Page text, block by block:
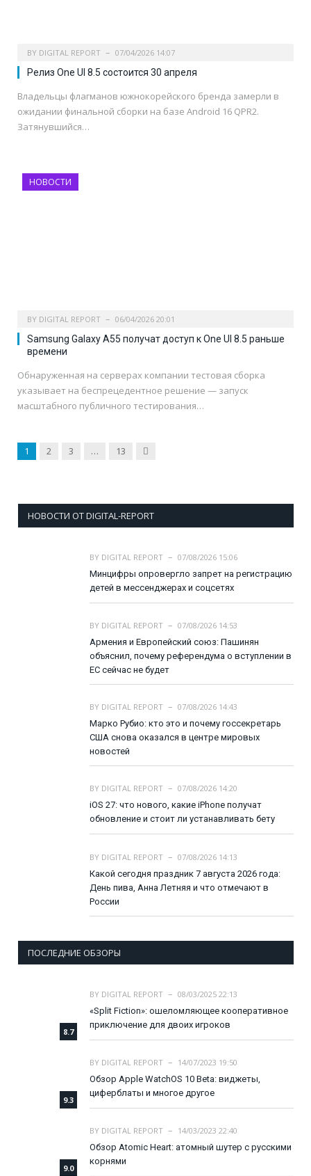
BY DIGITAL REPORT 07/04/2026 14:07
Релиз One UI 8.5 состоится 30 апреля
Владельцы флагманов южнокорейского бренда замерли в
ожидании финальной сборки на базе Android 16 QPR2.
Затянувшийся…
НОВОСТИ
BY DIGITAL REPORT 06/04/2026 20:01
Samsung Galaxy A55 получат доступ к One UI 8.5 раньше
времени
Обнаруженная на серверах компании тестовая сборка
указывает на беспрецедентное решение — запуск
масштабного публичного тестирования…
1 2 3 … 13 Next
НОВОСТИ ОТ DIGITAL-REPORT
BY DIGITAL REPORT
07/08/2026 15:06
Минцифры опровергло запрет на регистрацию
детей в мессенджерах и соцсетях
BY DIGITAL REPORT
07/08/2026 14:53
Армения и Европейский союз: Пашинян
объяснил, почему референдума о вступлении в
ЕС сейчас не будет
BY DIGITAL REPORT
07/08/2026 14:43
Марко Рубио: кто это и почему госсекретарь
США снова оказался в центре мировых
новостей
BY DIGITAL REPORT
07/08/2026 14:20
iOS 27: что нового, какие iPhone получат
обновление и стоит ли устанавливать бету
BY DIGITAL REPORT
07/08/2026 14:13
Какой сегодня праздник 7 августа 2026 года:
День пива, Анна Летняя и что отмечают в
России
ПОСЛЕДНИЕ ОБЗОРЫ
8.7
BY DIGITAL REPORT
08/03/2025 22:13
«Split Fiction»: ошеломляющее кооперативное
приключение для двоих игроков
9.3
BY DIGITAL REPORT
14/07/2023 19:50
Обзор Apple WatchOS 10 Beta: виджеты,
циферблаты и многое другое
9.0
BY DIGITAL REPORT
14/03/2023 22:40
Обзор Atomic Heart: атомный шутер с русскими
корнями